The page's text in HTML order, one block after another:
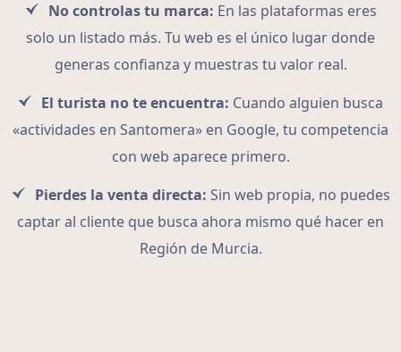
No controlas tu marca: En las plataformas eres
solo un listado más. Tu web es el único lugar donde
generas confianza y muestras tu valor real.
El turista no te encuentra: Cuando alguien busca
«actividades en Santomera» en Google, tu competencia
con web aparece primero.
Pierdes la venta directa: Sin web propia, no puedes
captar al cliente que busca ahora mismo qué hacer en
Región de Murcia.